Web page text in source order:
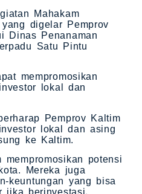
Mahakam
yang digelar Pemprov
Dinas Penanaman
Satu Pintu
mempromosikan
lokal dan
Pemprov Kaltim
lokal dan asing
ke Kaltim.
mempromosikan potensi
Mereka juga
keuntungan yang bisa
jika berinvestasi.